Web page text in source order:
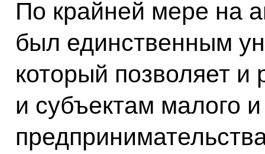
По крайней мере на
был единственным
который позволяет
и субъектам малого